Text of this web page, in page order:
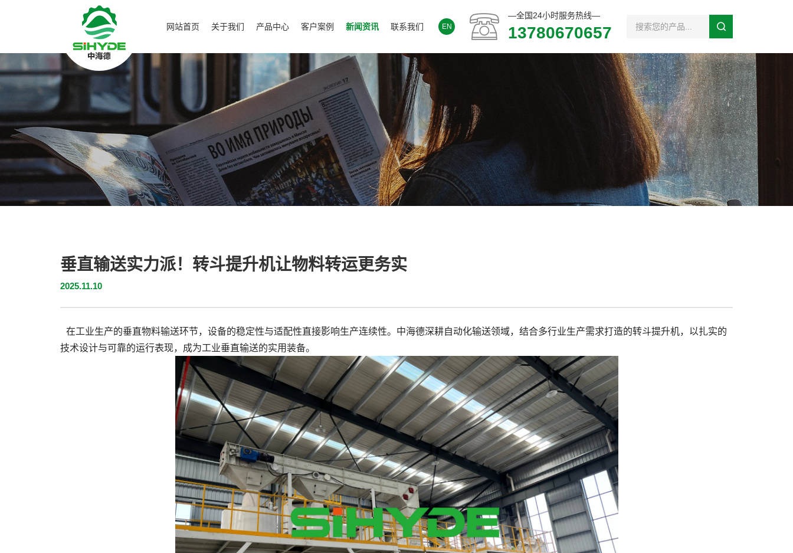
网站首页 关于我们 产品中心 客户案例 新闻资讯 联系我们 EN
—全国24小时服务热线—
13780670657
垂直输送实力派！转斗提升机让物料转运更务实
2025.11.10
在工业生产的垂直物料输送环节，设备的稳定性与适配性直接影响生产连续性。中海德深耕自动化输送领域，结合多行业生产需求打造的转斗提升机，以扎实的
技术设计与可靠的运行表现，成为工业垂直输送的实用装备。